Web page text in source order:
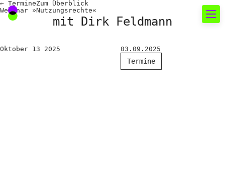
Neues rund um die
← TermineZum Überblick
Webinar »Nutzungsrechte«
mit Dirk Feldmann
Oktober 13 2025 03.09.2025
Termine